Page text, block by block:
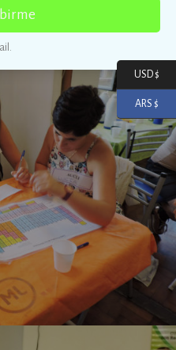
USD $
ARS $